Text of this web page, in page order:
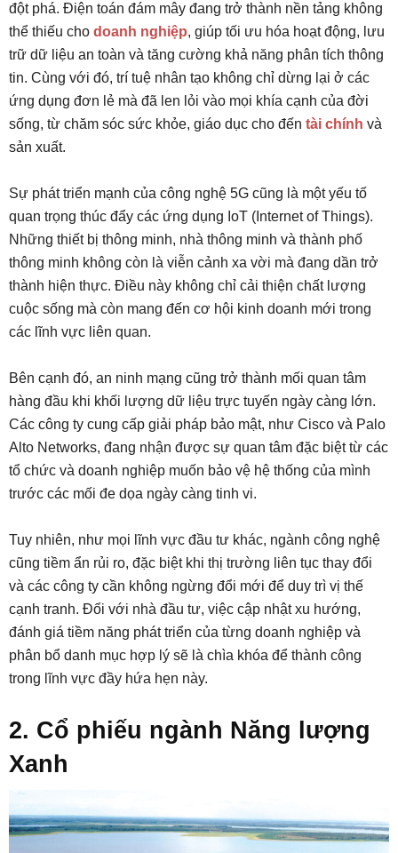
đột phá. Điện toán đám mây đang trở thành nền tảng không
thể thiếu cho doanh nghiệp, giúp tối ưu hóa hoạt động, lưu
trữ dữ liệu an toàn và tăng cường khả năng phân tích thông
tin. Cùng với đó, trí tuệ nhân tạo không chỉ dừng lại ở các
ứng dụng đơn lẻ mà đã len lỏi vào mọi khía cạnh của đời
sống, từ chăm sóc sức khỏe, giáo dục cho đến tài chính và
sản xuất.
Sự phát triển mạnh của công nghệ 5G cũng là một yếu tố
quan trọng thúc đẩy các ứng dụng IoT (Internet of Things).
Những thiết bị thông minh, nhà thông minh và thành phố
thông minh không còn là viễn cảnh xa vời mà đang dần trở
thành hiện thực. Điều này không chỉ cải thiện chất lượng
cuộc sống mà còn mang đến cơ hội kinh doanh mới trong
các lĩnh vực liên quan.
Bên cạnh đó, an ninh mạng cũng trở thành mối quan tâm
hàng đầu khi khối lượng dữ liệu trực tuyến ngày càng lớn.
Các công ty cung cấp giải pháp bảo mật, như Cisco và Palo
Alto Networks, đang nhận được sự quan tâm đặc biệt từ các
tổ chức và doanh nghiệp muốn bảo vệ hệ thống của mình
trước các mối đe dọa ngày càng tinh vi.
Tuy nhiên, như mọi lĩnh vực đầu tư khác, ngành công nghệ
cũng tiềm ẩn rủi ro, đặc biệt khi thị trường liên tục thay đổi
và các công ty cần không ngừng đổi mới để duy trì vị thế
cạnh tranh. Đối với nhà đầu tư, việc cập nhật xu hướng,
đánh giá tiềm năng phát triển của từng doanh nghiệp và
phân bổ danh mục hợp lý sẽ là chìa khóa để thành công
trong lĩnh vực đầy hứa hẹn này.
2. Cổ phiếu ngành Năng lượng
Xanh